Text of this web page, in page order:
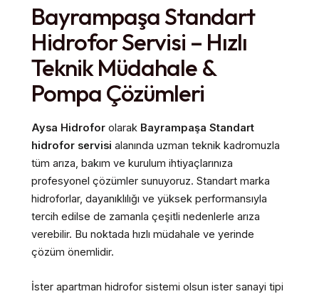
Bayrampaşa Standart
Hidrofor Servisi – Hızlı
Teknik Müdahale &
Pompa Çözümleri
Aysa Hidrofor olarak Bayrampaşa Standart
hidrofor servisi alanında uzman teknik kadromuzla
tüm arıza, bakım ve kurulum ihtiyaçlarınıza
profesyonel çözümler sunuyoruz. Standart marka
hidroforlar, dayanıklılığı ve yüksek performansıyla
tercih edilse de zamanla çeşitli nedenlerle arıza
verebilir. Bu noktada hızlı müdahale ve yerinde
çözüm önemlidir.
İster apartman hidrofor sistemi olsun ister sanayi tipi